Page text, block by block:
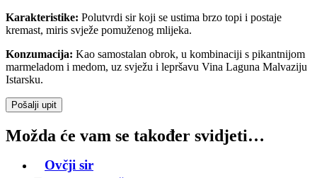
Karakteristike: Polutvrdi sir koji se ustima brzo topi i postaje
kremast, miris svježe pomuženog mlijeka.
Konzumacija: Kao samostalan obrok, u kombinaciji s pikantnijom
marmeladom i medom, uz svježu i lepršavu Vina Laguna Malvaziju
Istarsku.
Pošalji upit
Možda će vam se također svidjeti…
Ovčji sir